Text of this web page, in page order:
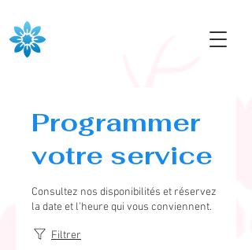
Programmer
votre service
Consultez nos disponibilités et réservez
la date et l'heure qui vous conviennent.
Filtrer